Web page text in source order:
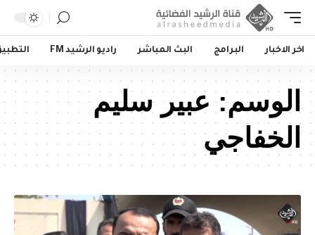
اخر الاخبار البرامج البث المباشر راديو الرشيد FM
الوسم: عبير سليم
الخفاجي